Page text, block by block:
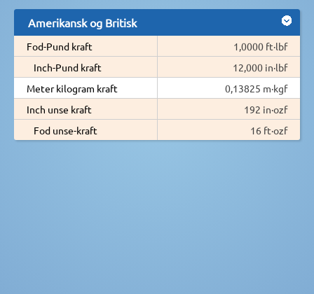
Amerikansk og Britisk
Fod-Pund kraft
1,0000 ft·lbf
Inch-Pund kraft
12,000 in·lbf
Meter kilogram kraft
0,13825 m·kgf
Inch unse kraft
192 in·ozf
Fod unse-kraft
16 ft·ozf